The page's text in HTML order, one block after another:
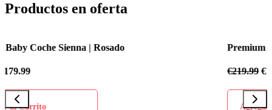
Productos en oferta
Premium Baby Coche Sienna | Azul Celeste